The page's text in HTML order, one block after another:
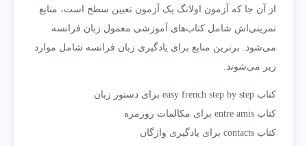
از آن جا که آزمون اولانگ یک آزمون تعیین سطح است، منابع
تمرینی‌اش شامل کتاب‌های آموزشی معمول زبان فرانسه
می‌شود. برترین منابع برای یادگیری زبان فرانسه شامل موارد
زیر می‌شوند.
کتاب easy french step by step برای دستور زبان
کتاب entre amis برای مکالمات روزمره
کتاب contacts برای یادگیری واژگان